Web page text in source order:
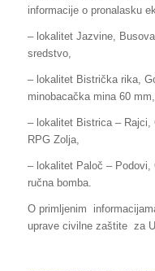
informacije o pronalasku
– lokalitet Jazvine,
sredstvo,
– lokalitet Bistrička rika,
minobacačka mina 60 mm,
– lokalitet Bistrica – Rajci,
RPG Zolja,
– lokalitet Paloč – Podovi,
ručna bomba.
O primljenim
uprave civilne zaštite za